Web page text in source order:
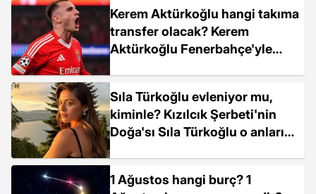
Kerem Aktürkoğlu hangi takıma
transfer olacak? Kerem
Aktürkoğlu Fenerbahçe'yle
Sıla Türkoğlu evleniyor mu,
kiminle? Kızılcık Şerbeti'nin
Doğa'sı Sıla Türkoğlu o anları
1 Ağustos hangi burç? 1